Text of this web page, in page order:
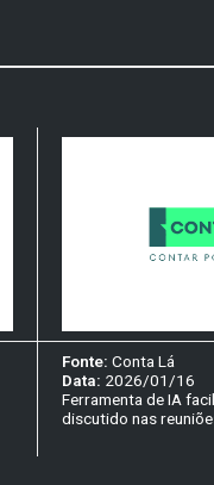
Fonte: Conta Lá
Data: 2026/01/16
Ferramenta de IA
discutido nas